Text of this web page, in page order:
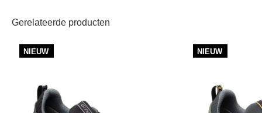
Gerelateerde producten
NIEUW NIEUW